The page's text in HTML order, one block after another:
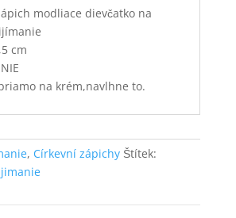
modliace dievčatko na
cm
na krém,navlhne to.
, Církevní zápichy Štítek: